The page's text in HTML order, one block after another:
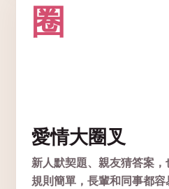
圈
愛情大圈叉
新人默契題、親友猜答案，
規則簡單，長輩和同事都容